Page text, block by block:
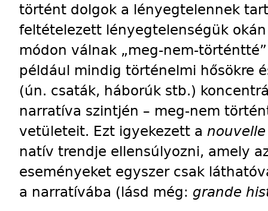
történt dolgok a lényegtelennek
feltételezett lényegtelenségük
módon válnak „meg-nem-
pél­dául mindig történelmi hősökre
(ún. csaták, háborúk stb.)
narratíva szintjén – meg-nem
vetületeit. Ezt igyekezett a
natív trendje ellensúlyozni, amely
eseményeket egyszer csak
a narratívába (lásd még: grande